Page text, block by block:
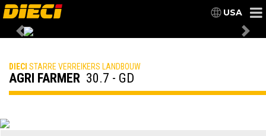
USA
Previous
DIECI STARRE VERREIKERS LANDBOUW
AGRI FARMER 30.7 - GD